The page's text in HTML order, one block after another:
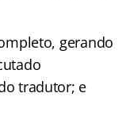
gerando
tradutor; e